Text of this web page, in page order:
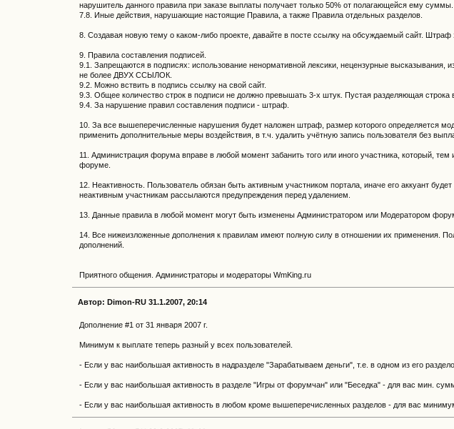
нарушитель данного правила при заказе выплаты получает только 50% от полагающейся ему суммы.
7.8. Иные действия, нарушающие настоящие Правила, а также Правила отдельных разделов.
8. Создавая новую тему о каком-либо проекте, давайте в посте ссылку на обсуждаемый сайт.
9. Правила составления подписей.
9.1. Запрещаются в подписях: использование ненормативной лексики, нецензурные
не более ДВУХ ССЫЛОК.
9.2. Можно вствить в подпись ссылку на свой сайт.
9.3. Общее количество строк в подписи не должно превышать 3-х штук. Пустая разделяющая строка
9.4. За нарушение правил составления подписи - штраф.
10. За все вышеперечисленные нарушения будет наложен штраф, размер которого определяется
применить дополнительные меры воздействия, в т.ч. удалить учётную запись пользователя без
11. Администрация форума вправе в любой момент забанить того или иного участника, который,
форуме.
12. Неактивность. Пользователь обязан быть активным участником портала, иначе его аккуант
неактивным участникам рассылаются предупреждения перед удалением.
13. Данные правила в любой момент могут быть изменены Администратором или Модератором
14. Все нижеизложенные дополнения к правилам имеют полную силу в отношении их применения.
дополнений.
Приятного общения. Администраторы и модераторы WmKing.ru
Автор: Dimon-RU 31.1.2007, 20:14
Дополнение #1 от 31 января 2007 г.
Минимум к выплате теперь разный у всех пользователей.
- Если у вас наибольшая активность в надразделе "Зарабатываем деньги", т.е. в одном из его
- Если у вас наибольшая активность в разделе "Игры от форумчан" или "Беседка" - для вас мин.
- Если у вас наибольшая активность в любом кроме вышеперечисленных разделов - для вас